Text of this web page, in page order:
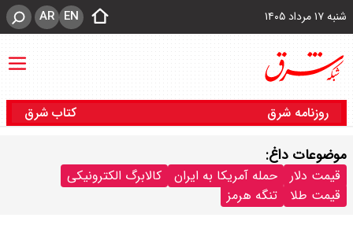
شنبه ۱۷ مرداد ۱۴۰۵ EN
AR
روزنامه شرق کتاب شرق
موضوعات داغ:
قیمت دلار حمله آمریکا به ایران
کالابرگ الکترونیکی
قیمت طلا
تنگه هرمز